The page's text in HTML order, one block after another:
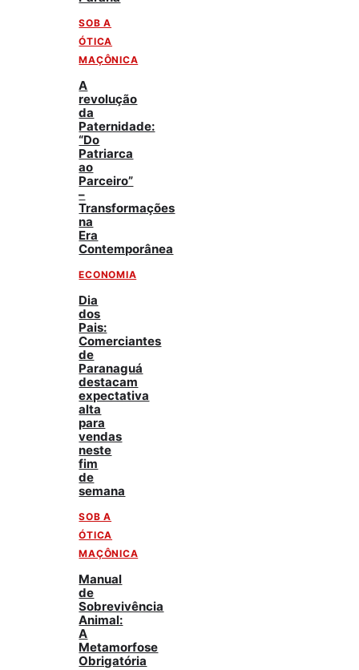
SOB A
ÓTICA
MAÇÔNICA
A
revolução
da
Paternidade:
“Do
Patriarca
ao
Parceiro”
–
Transformações
na
Era
Contemporânea
ECONOMIA
Dia
dos
Pais:
Comerciantes
de
Paranaguá
destacam
expectativa
alta
para
vendas
neste
fim
de
semana
SOB A
ÓTICA
MAÇÔNICA
Manual
de
Sobrevivência
Animal:
A
Metamorfose
Obrigatória